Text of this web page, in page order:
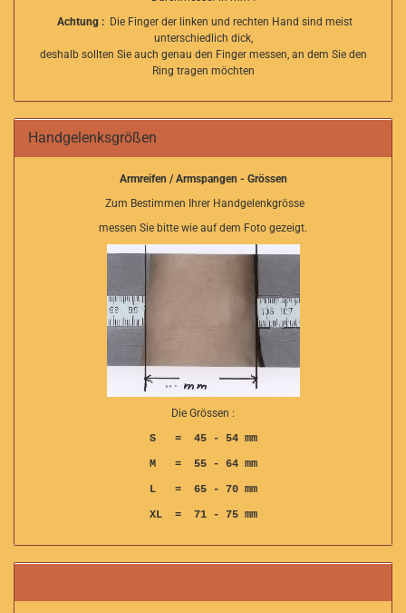
Achtung : Die Finger der linken und rechten Hand sind meist
unterschiedlich dick,
deshalb sollten Sie auch genau den Finger messen, an dem Sie den
Ring tragen möchten
Handgelenksgrößen
Armreifen / Armspangen - Grössen
Zum Bestimmen Ihrer Handgelenkgrösse
messen Sie bitte wie auf dem Foto gezeigt.
Die Grössen :
S = 45 - 54 mm
M = 55 - 64 mm
L = 65 - 70 mm
XL = 71 - 75 mm